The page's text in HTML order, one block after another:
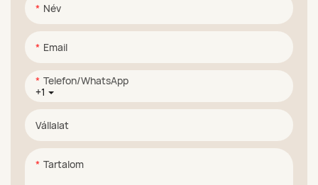
Név
Email
+1
Telefon/WhatsApp
Vállalat
Tartalom